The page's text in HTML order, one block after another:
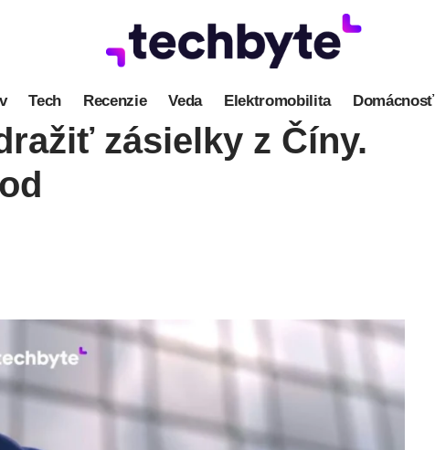
Tech Recenzie Veda Elektromobilita Domácnosť
zásielky z Číny.